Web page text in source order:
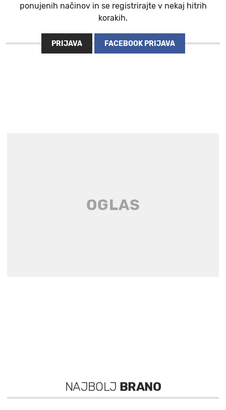
ponujenih načinov in se registrirajte v nekaj hitrih
korakih.
PRIJAVA FACEBOOK PRIJAVA
NAJBOLJ BRANO